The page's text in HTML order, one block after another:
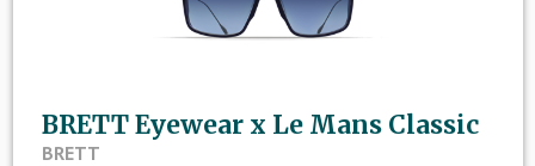
BRETT Eyewear x Le Mans Classic
BRETT